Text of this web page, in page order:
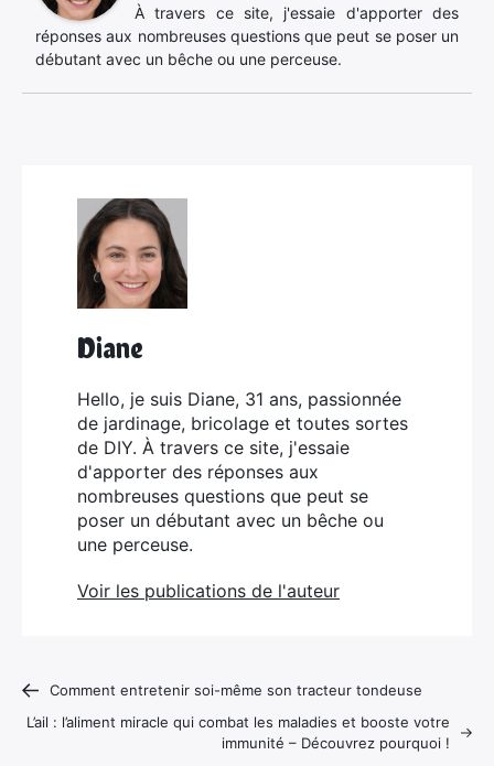
À travers ce site, j'essaie d'apporter des
réponses aux nombreuses questions que peut se poser un
débutant avec un bêche ou une perceuse.
Diane
Hello, je suis Diane, 31 ans, passionnée
de jardinage, bricolage et toutes sortes
de DIY. À travers ce site, j'essaie
d'apporter des réponses aux
nombreuses questions que peut se
poser un débutant avec un bêche ou
une perceuse.
Voir les publications de l'auteur
Comment entretenir soi-même son tracteur tondeuse
L’ail : l’aliment miracle qui combat les maladies et booste votre
immunité – Découvrez pourquoi !